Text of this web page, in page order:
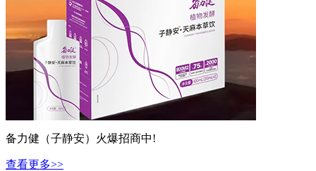
备力健（子静安）火爆招商中!
查看更多>>